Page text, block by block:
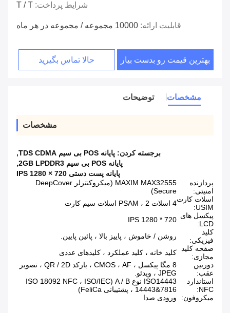
شرایط پرداخت: T / T
قابلیت ارائه: 10000 مجموعه / مجموعه در هر ماه
بهترین قیمت رو بدست بیار حالا تماس بگیرید
مشخصات توضیحات
مشخصات
برجسته کردن: پایانه POS بی سیم TDS CDMA
,
پایانه POS بی سیم 2GB LPDDR3
,
پایانه پست دستی 720 × 1280 IPS
پردازنده
امنیتی:
MAXIM MAX32555 (میکروکنترلر DeepCover
Secure)
اسلات کارت
USIM:
4 اسلات PSAM ، 2 اسلات سیم کارت
پیکسل های
LCD:
720 * 1280 IPS
کلید
فیزیکی:
روشن / خاموش ، پاییز بالا ، پائین پایین.
صفحه کلید
مجازی:
کلید خانه ، کلید عملکرد ، کلیدهای عددی
دوربین
عقب:
8 مگا پیکسل ، CMOS ، AF ، بارکد QR / 2D ، تصویر
JPEG ، ویدئو.
استاندارد
NFC:
ISO14443 نوع A / B (ISO 18092 NFC ، ISO/IEC
14443&7816 ، پشتیبانی FeliCa)
میکروفون:
ورودی صدا